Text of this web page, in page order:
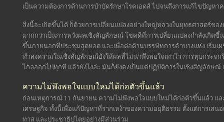
เป็นความต้องการด้านการบำบัดรักษาโรคเอดส์ ไปจนถึงการแก้ไขปัญหา
สิ่งนี้จะเกิดขึ้นได้ ก็ด้วยการเปลี่ยนแปลงอย่างใหญ่หลวงในยุทธศาสตร์ขอ
มากกว่าเป็นการหวังผลเชิงสัญลักษณ์ โชคดีที่การเปลี่ยนแปลงกำลังเกิด
ขึ้นภายนอกที่ประชุมสุดยอด และเพื่อต่อต้านบรรษัทการค้าบางแห่ง เริ่มเ
ทำสงครามในเชิงสัญลักษณ์ยังให้ผลที่ไม่น่าพึงพอใจเท่าไร การทุบกระจ
ไกลออกไปทุกที แล้วยังไงล่ะ มันก็ยังคงเป็นแค่ปฏิบัติการในเชิงสัญลักษณ์
ความไม่พึงพอใจแบบใหม่ได้ก่อตัวขึ้นแล้ว
ก่อนเหตุการณ์ 11 กันยายน ความไม่พึงพอใจแบบใหม่ได้ก่อตัวขึ้นแล้ว แล
เศรษฐกิจ ทั้งนี้เพื่อแก้ปัญหาที่รากเหง้าของความอยุติธรรม ตั้งแต่การเสน
ทาส และประชาธิปไตยอย่างมีส่วนร่วม